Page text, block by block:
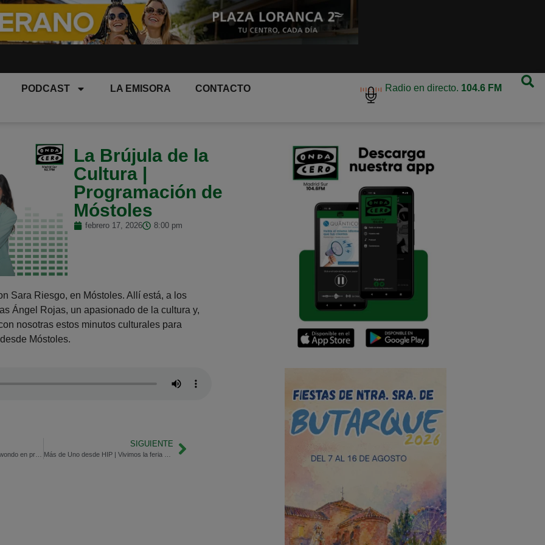
PODCAST LA EMISORA CONTACTO Radio en directo. 104.6 FM
La Brújula de la
Cultura |
Programación de
Móstoles
febrero 17, 2026 8:00 pm
Sara Riesgo, en Móstoles. Allí está, a los
Ángel Rojas, un apasionado de la cultura y,
nosotras estos minutos culturales para
Móstoles.
La Brújula del Deporte | Taekwondo en primera persona
SIGUIENTE
Más de Uno desde HIP | Vivimos la feria desde dentro con Envapro